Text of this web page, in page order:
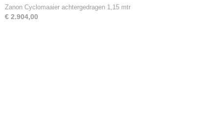
Zanon Cyclomaaier achtergedragen 1,15 mtr
€ 2.904,00